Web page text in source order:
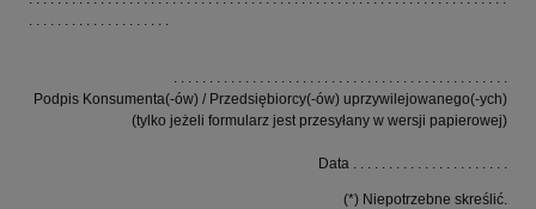
. . . . . . . . . . . . . . . . . . . .
. . . . . . . . . . . . . . . . . . . . . . . . . . . . . . . . . . . . . . . . . . . . . . .
Podpis Konsumenta(-ów) / Przedsiębiorcy(-ów) uprzywilejowanego(-ych)
(tylko jeżeli formularz jest przesyłany w wersji papierowej)
Data . . . . . . . . . . . . . . . . . . . . . .
(*) Niepotrzebne skreślić.